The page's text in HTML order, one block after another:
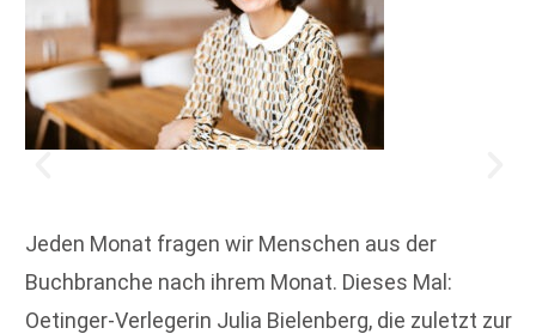
Jeden Monat fragen wir Menschen aus der
Buchbranche nach ihrem Monat. Dieses Mal:
Oetinger-Verlegerin Julia Bielenberg, die zuletzt zur